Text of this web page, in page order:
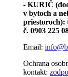
- KURIČ
v bytoch a
priestoroch):
č. 0903 225
Email:
Ochrana
kontakt: